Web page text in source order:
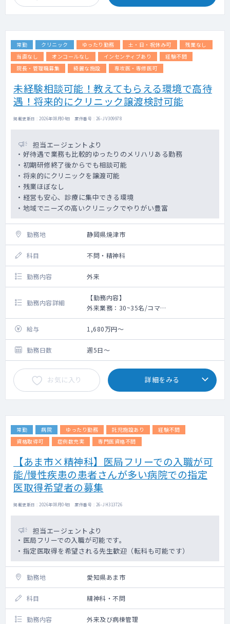
常勤 クリニック ゆったり勤務 土・日・祝休み可
残業なし
当直なし
オンコールなし インセンティブあり
経験不問
院長・管理職募集
綺麗な施設 専攻医・専修医可
未経験相談可能！教えてもらえる環境で高待
遇！将来的にクリニック譲渡検討可能
掲載更新日 : 2026年08月04日 案件番号 : 26-JV309978
担当エージェントより
・好待遇で業務も比較的ゆったりのメリハリある勤務
・初期研修終了後からでも相談可能
・将来的にクリニックを譲渡可能
・残業ほぼなし
・経営も安心、診療に集中できる環境
・地域でニーズの高いクリニックでやりがい豊富
勤務地 静岡県焼津市
科目 不問・精神科
勤務内容 外来
勤務内容詳細
【勤務内容】
外来業務：30~35名/コマ
総患者500~600人程度/月
給与
1,680万円～
勤務日数 週5日～
お気に入り 詳細をみる
常勤 病院 ゆったり勤務 託児施設あり
経験不問
資格取得可
症例数充実 専門医資格不問
【あま市×精神科】医局フリーでの入職が可
能/慢性疾患の患者さんが多い病院での指定
医取得希望者の募集
掲載更新日 : 2026年08月04日 案件番号 : 26-JH313726
担当エージェントより
・医局フリーでの入職が可能です。
・指定医取得を希望される先生歓迎（転科も可能です）
勤務地 愛知県あま市
科目 精神科・不問
勤務内容 外来及び病棟管理